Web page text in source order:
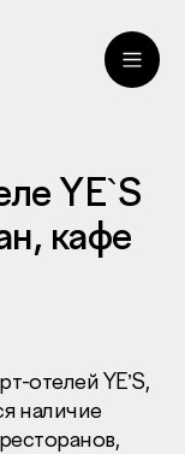
YE`S
кафе
отелей YE’S,
наличие